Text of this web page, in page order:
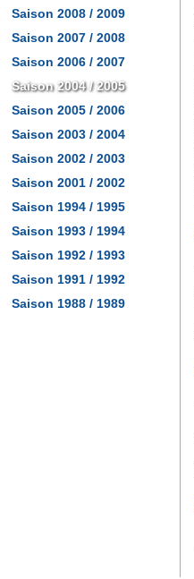
Saison 2008 / 2009
Saison 2007 / 2008
Saison 2006 / 2007
Saison 2004 / 2005
Saison 2005 / 2006
Saison 2003 / 2004
Saison 2002 / 2003
Saison 2001 / 2002
Saison 1994 / 1995
Saison 1993 / 1994
Saison 1992 / 1993
Saison 1991 / 1992
Saison 1988 / 1989